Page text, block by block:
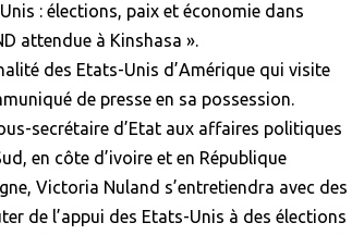
: élections, paix et économie dans
attendue à Kinshasa ».
des Etats-Unis d’Amérique qui visite
de presse en sa possession.
secrétaire d’Etat aux affaires politiques
en côte d’ivoire et en République
Victoria Nuland s’entretiendra avec des
de l’appui des Etats-Unis à des élections